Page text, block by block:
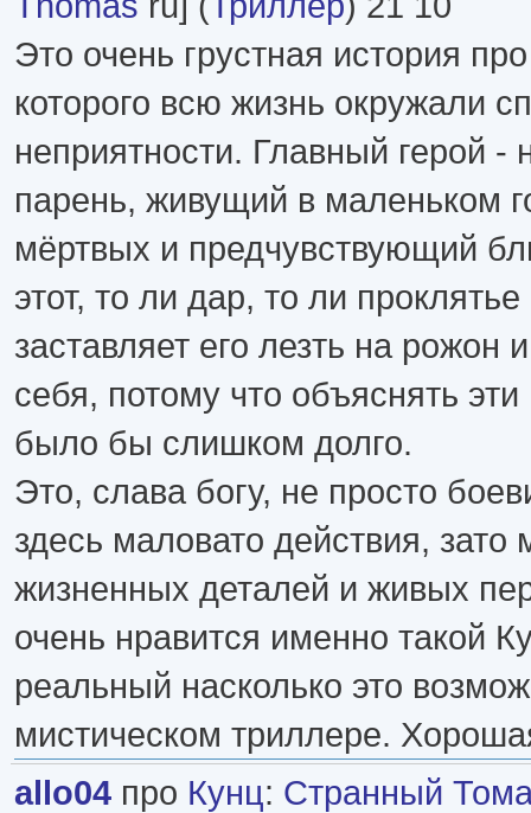
Это очень грустная история
которого всю жизнь окружали
неприятности. Главный герой -
парень, живущий в маленьком
мёртвых и предчувствующий
этот, то ли дар, то ли
заставляет его лезть на рожон
себя, потому что объяснять эти
было бы слишком долго.
Это, слава богу, не просто
здесь маловато действия, зато
жизненных деталей и живых
очень нравится именно такой
реальный насколько это
мистическом триллере.
allo04 про Кунц: Странный